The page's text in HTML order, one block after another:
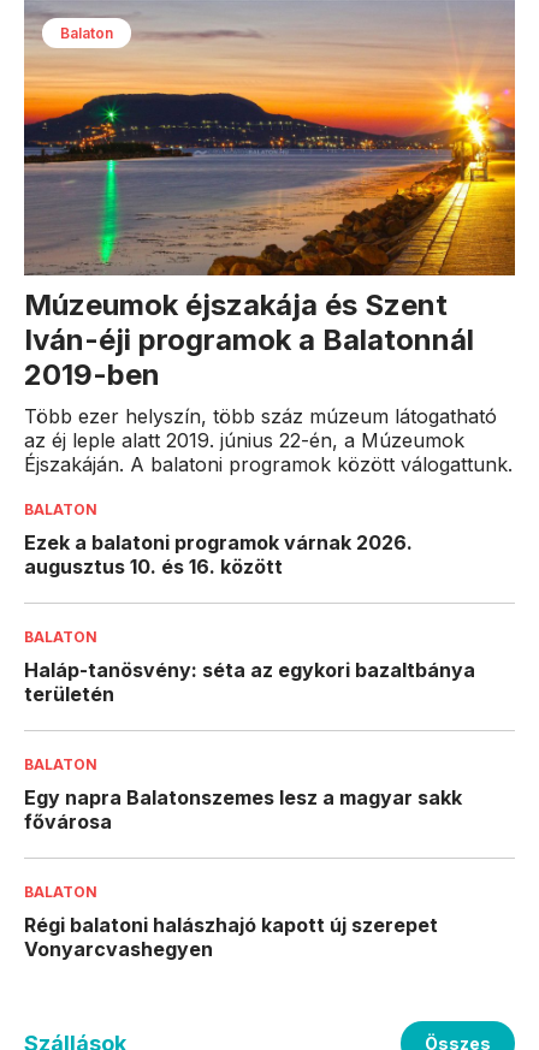
Balaton
Múzeumok éjszakája és Szent
Iván-éji programok a Balatonnál
2019-ben
Több ezer helyszín, több száz múzeum látogatható
az éj leple alatt 2019. június 22-én, a Múzeumok
Éjszakáján. A balatoni programok között válogattunk.
BALATON
Ezek a balatoni programok várnak 2026.
augusztus 10. és 16. között
BALATON
Haláp-tanösvény: séta az egykori bazaltbánya
területén
BALATON
Egy napra Balatonszemes lesz a magyar sakk
fővárosa
BALATON
Régi balatoni halászhajó kapott új szerepet
Vonyarcvashegyen
Szállások Összes